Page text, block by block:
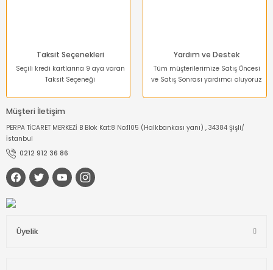
Taksit Seçenekleri
Seçili kredi kartlarına 9 aya varan
Taksit Seçeneği
Yardım ve Destek
Tüm müşterilerimize Satış Öncesi
ve Satış Sonrası yardımcı oluyoruz
Müşteri İletişim
PERPA TİCARET MERKEZİ B Blok Kat:8 No:1105 (Halkbankası yanı) , 34384 Şişli/
İstanbul
0212 912 36 86
Üyelik